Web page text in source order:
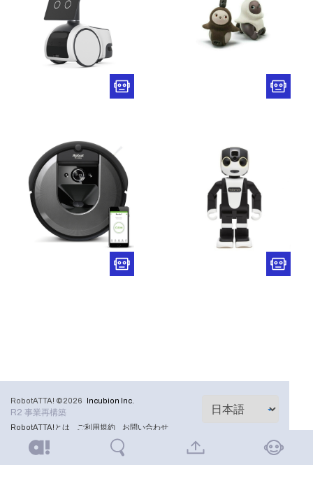
RobotATTA! ©2026 Incubion Inc.
R2 事業再構築
RobotATTA!とは ご利用規約 お問い合わせ